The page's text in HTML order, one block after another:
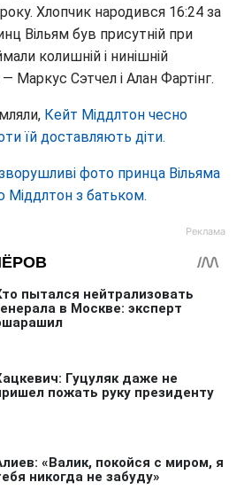
Хлопчик народився 16:24 за
Вільям був присутній при
колишній і нинішній
Маркус Сэтчел і Алан Фартінг.
Кейт Міддлтон чесно
їй доставляють діти.
фото принца Вільяма
Міддлтон з батьком.